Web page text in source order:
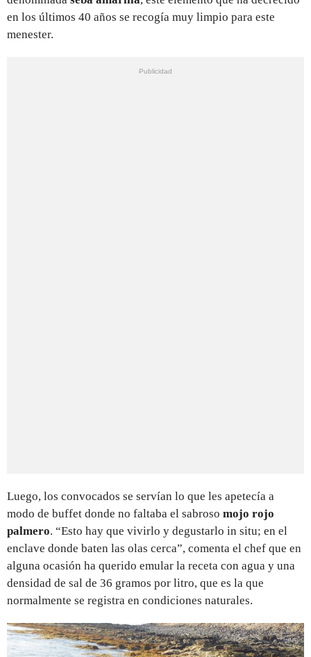
en los últimos 40 años se recogía muy limpio para este
menester.
Luego, los convocados se servían lo que les apetecía a
modo de buffet donde no faltaba el sabroso mojo rojo
palmero. “Esto hay que vivirlo y degustarlo in situ; en el
enclave donde baten las olas cerca”, comenta el chef que en
alguna ocasión ha querido emular la receta con agua y una
densidad de sal de 36 gramos por litro, que es la que
normalmente se registra en condiciones naturales.